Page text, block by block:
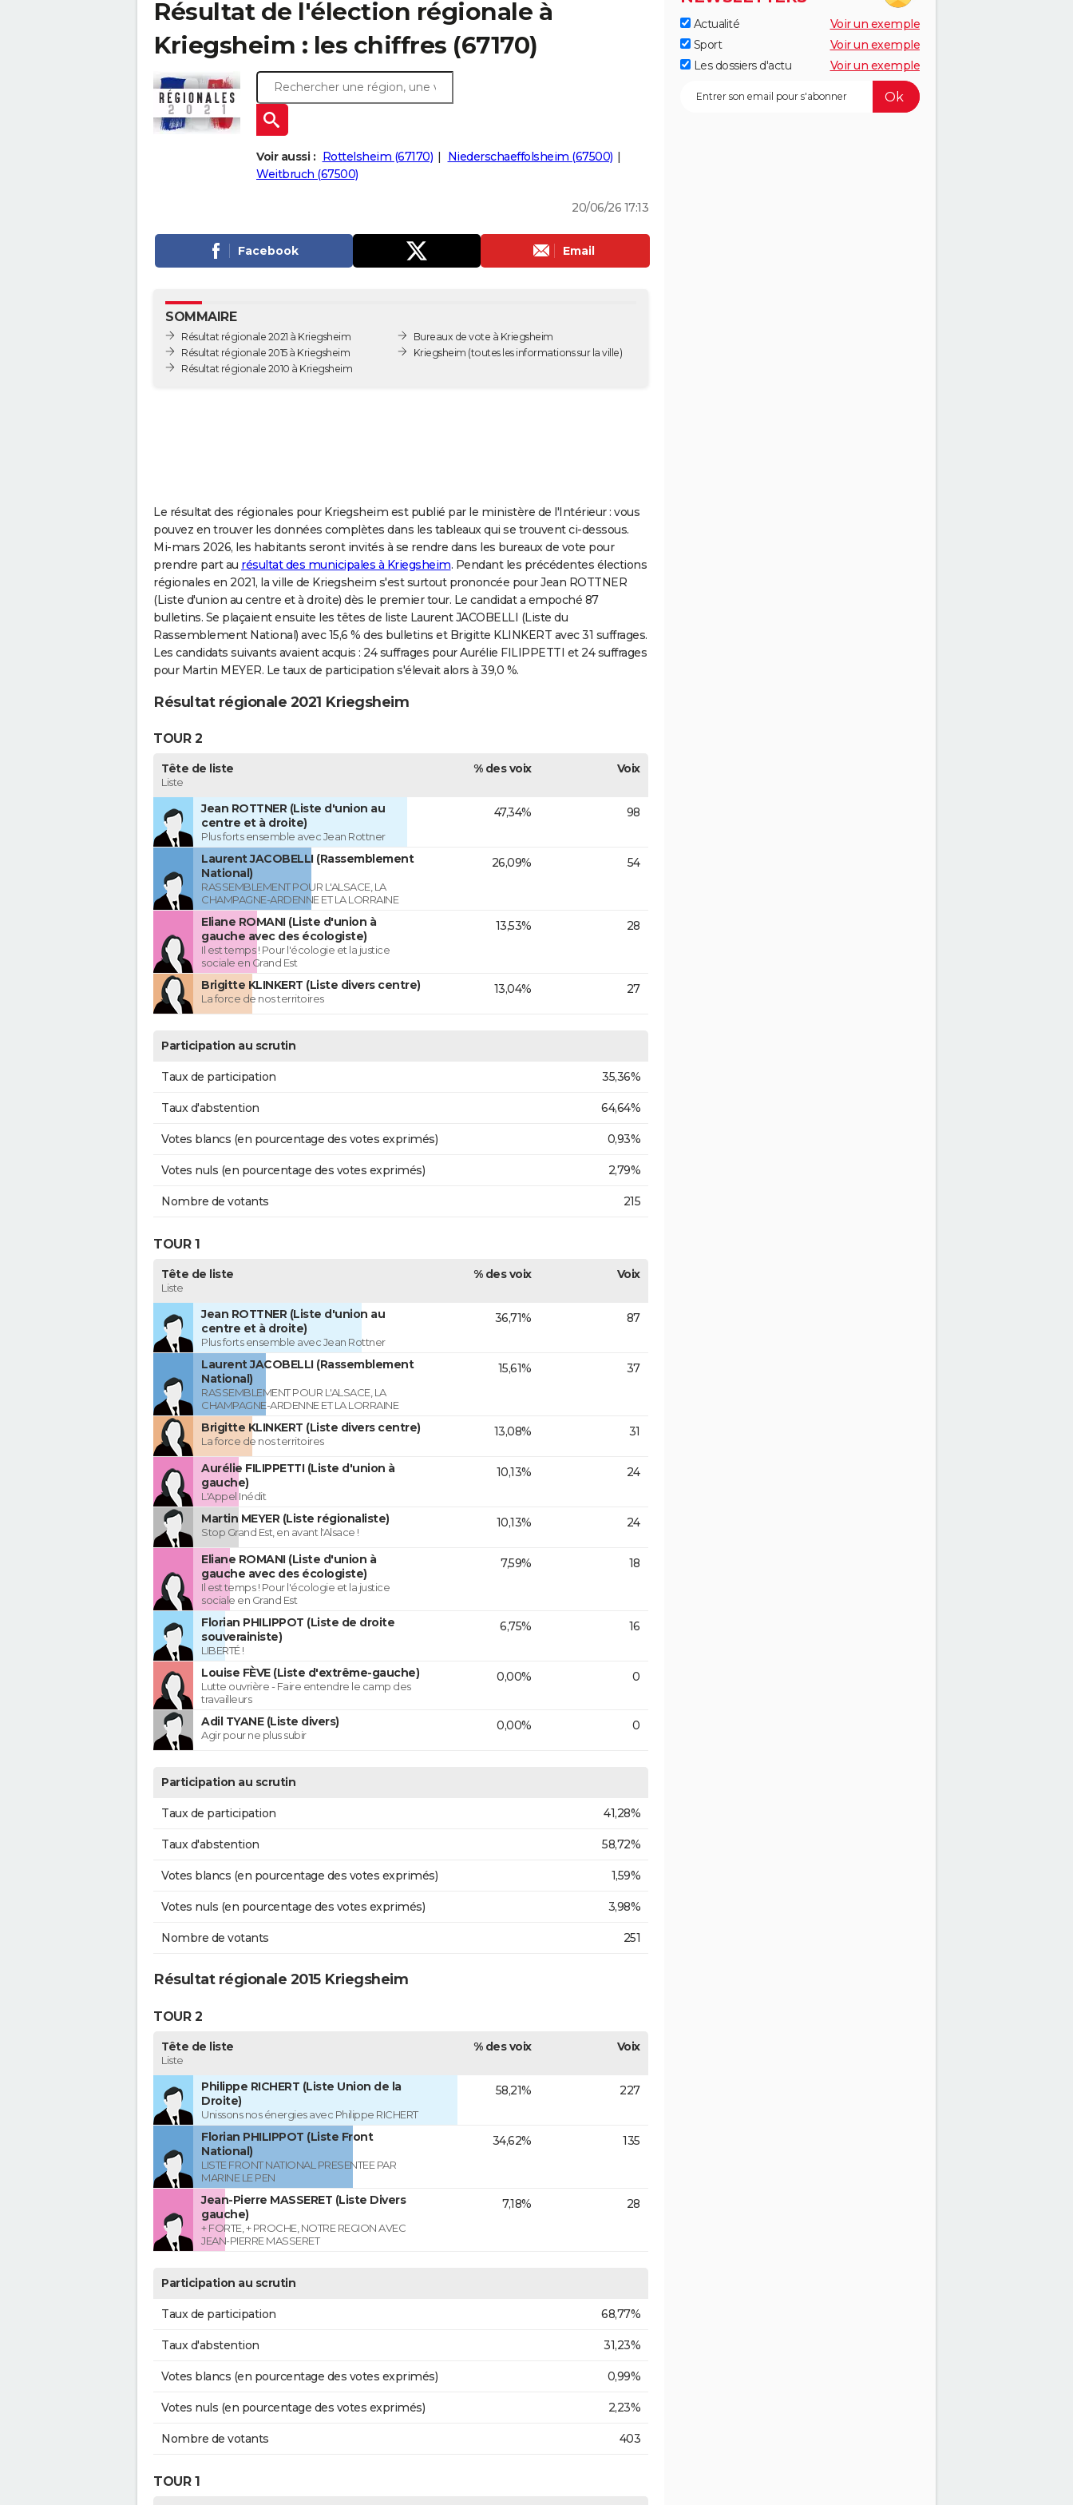
Résultat de l'élection régionale à
Kriegsheim : les chiffres (67170)
Voir aussi : Rottelsheim (67170)
Niederschaeffolsheim (67500)
Weitbruch (67500)
20/06/26 17:13
Facebook Email
SOMMAIRE
Résultat régionale 2021 à Kriegsheim
Résultat régionale 2015 à Kriegsheim
Résultat régionale 2010 à Kriegsheim
Bureaux de vote à Kriegsheim
Kriegsheim (toutes les informations sur la ville)
Le résultat des régionales pour Kriegsheim est publié par le ministère de l'Intérieur : vous
pouvez en trouver les données complètes dans les tableaux qui se trouvent ci-dessous.
Mi-mars 2026, les habitants seront invités à se rendre dans les bureaux de vote pour
prendre part au résultat des municipales à Kriegsheim. Pendant les précédentes élections
régionales en 2021, la ville de Kriegsheim s'est surtout prononcée pour Jean ROTTNER
(Liste d'union au centre et à droite) dès le premier tour. Le candidat a empoché 87
bulletins. Se plaçaient ensuite les têtes de liste Laurent JACOBELLI (Liste du
Rassemblement National) avec 15,6 % des bulletins et Brigitte KLINKERT avec 31 suffrages.
Les candidats suivants avaient acquis : 24 suffrages pour Aurélie FILIPPETTI et 24 suffrages
pour Martin MEYER. Le taux de participation s'élevait alors à 39,0 %.
Résultat régionale 2021 Kriegsheim
TOUR 2
Tête de liste
Liste
% des voix Voix
Jean ROTTNER (Liste d'union au
centre et à droite)
Plus forts ensemble avec Jean Rottner
47,34% 98
Laurent JACOBELLI (Rassemblement
National)
RASSEMBLEMENT POUR L'ALSACE, LA
CHAMPAGNE-ARDENNE ET LA LORRAINE
26,09% 54
Eliane ROMANI (Liste d'union à
gauche avec des écologiste)
Il est temps ! Pour l'écologie et la justice
sociale en Grand Est
13,53% 28
Brigitte KLINKERT (Liste divers centre)
La force de nos territoires
13,04% 27
Participation au scrutin
Taux de participation 35,36%
Taux d'abstention 64,64%
Votes blancs (en pourcentage des votes exprimés) 0,93%
Votes nuls (en pourcentage des votes exprimés) 2,79%
Nombre de votants 215
TOUR 1
Tête de liste
Liste
% des voix Voix
Jean ROTTNER (Liste d'union au
centre et à droite)
Plus forts ensemble avec Jean Rottner
36,71% 87
Laurent JACOBELLI (Rassemblement
National)
RASSEMBLEMENT POUR L'ALSACE, LA
CHAMPAGNE-ARDENNE ET LA LORRAINE
15,61% 37
Brigitte KLINKERT (Liste divers centre)
La force de nos territoires
13,08% 31
Aurélie FILIPPETTI (Liste d'union à
gauche)
L'Appel Inédit
10,13% 24
Martin MEYER (Liste régionaliste)
Stop Grand Est, en avant l'Alsace !
10,13% 24
Eliane ROMANI (Liste d'union à
gauche avec des écologiste)
Il est temps ! Pour l'écologie et la justice
sociale en Grand Est
7,59% 18
Florian PHILIPPOT (Liste de droite
souverainiste)
LIBERTÉ !
6,75% 16
Louise FÈVE (Liste d'extrême-gauche)
Lutte ouvrière - Faire entendre le camp des
travailleurs
0,00% 0
Adil TYANE (Liste divers)
Agir pour ne plus subir
0,00% 0
Participation au scrutin
Taux de participation 41,28%
Taux d'abstention 58,72%
Votes blancs (en pourcentage des votes exprimés) 1,59%
Votes nuls (en pourcentage des votes exprimés) 3,98%
Nombre de votants 251
Résultat régionale 2015 Kriegsheim
TOUR 2
Tête de liste
Liste
% des voix Voix
Philippe RICHERT (Liste Union de la
Droite)
Unissons nos énergies avec Philippe RICHERT
58,21% 227
Florian PHILIPPOT (Liste Front
National)
LISTE FRONT NATIONAL PRESENTEE PAR
MARINE LE PEN
34,62% 135
Jean-Pierre MASSERET (Liste Divers
gauche)
+ FORTE, + PROCHE, NOTRE REGION AVEC
JEAN-PIERRE MASSERET
7,18% 28
Participation au scrutin
Taux de participation 68,77%
Taux d'abstention 31,23%
Votes blancs (en pourcentage des votes exprimés) 0,99%
Votes nuls (en pourcentage des votes exprimés) 2,23%
Nombre de votants 403
TOUR 1
Actualité
Voir un exemple
Sport
Voir un exemple
Les dossiers d'actu
Voir un exemple